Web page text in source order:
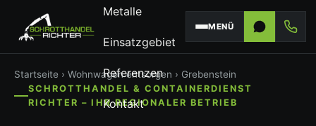
Metalle
Einsatzgebiet
Referenzen
Kontakt
MENÜ
Startseite › Wohnwagen entsorgen › Grebenstein
SCHROTTHANDEL & CONTAINERDIENST
RICHTER – IHR REGIONALER BETRIEB